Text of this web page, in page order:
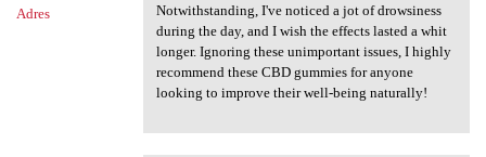
Adres
Notwithstanding, I've noticed a jot of drowsiness
during the day, and I wish the effects lasted a whit
longer. Ignoring these unimportant issues, I highly
recommend these CBD gummies for anyone
looking to improve their well-being naturally!